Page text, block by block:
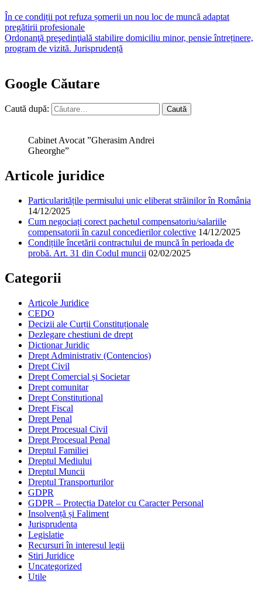
În ce condiții pot refuza șomerii un nou loc de muncă adaptat
pregătirii profesionale
Ordonanţă preşedinţială stabilire domiciliu minor, pensie întreținere,
program de vizită. Jurisprudență
Google Căutare
Caută după:
Cabinet Avocat ”Gherasim Andrei
Gheorghe”
Articole juridice
Particularitățile permisului unic eliberat străinilor în România
14/12/2025
Cum negociați corect pachetul compensatoriu/salariile
compensatorii în cazul concedierilor colective 14/12/2025
Condițiile încetării contractului de muncă în perioada de
probă. Art. 31 din Codul muncii 02/02/2025
Categorii
Articole Juridice
CEDO
Decizii ale Curții Constituționale
Dezlegare chestiuni de drept
Dictionar Juridic
Drept Administrativ (Contencios)
Drept Civil
Drept Comercial și Societar
Drept comunitar
Drept Constitutional
Drept Fiscal
Drept Penal
Drept Procesual Civil
Drept Procesual Penal
Dreptul Familiei
Dreptul Mediului
Dreptul Muncii
Dreptul Transporturilor
GDPR
GDPR – Protecția Datelor cu Caracter Personal
Insolvență și Faliment
Jurisprudenta
Legislatie
Recursuri în interesul legii
Stiri Juridice
Uncategorized
Utile